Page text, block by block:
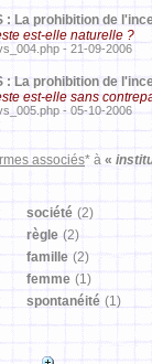
: La prohibition de
est-elle naturelle ?
- 21-09-2006
: La prohibition de
est-elle sans
- 05-10-2006
associés* à «
société (2)
règle (2)
famille (2)
femme (1)
spontanéité (1)